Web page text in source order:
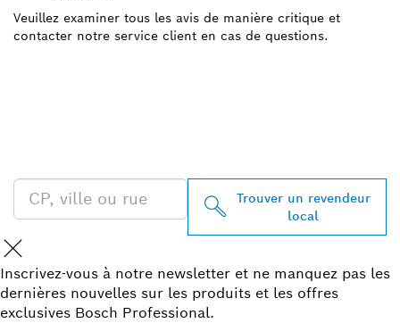
Veuillez examiner tous les avis de manière critique et
contacter notre service client en cas de questions.
Trouver un revendeur
local
Inscrivez-vous à notre newsletter et ne manquez pas les
dernières nouvelles sur les produits et les offres
exclusives Bosch Professional.